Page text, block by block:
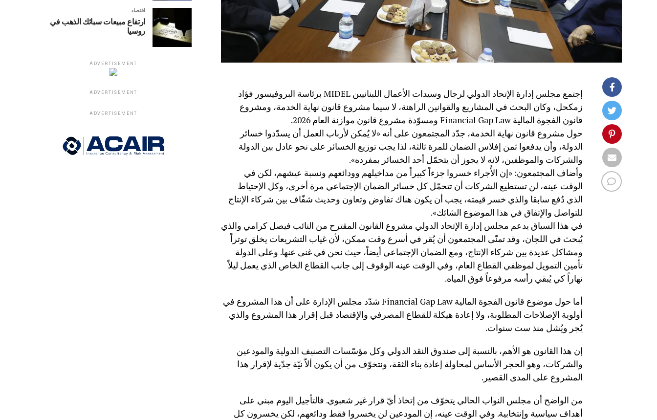
إجتمع مجلس إدارة الإتحاد الدولي لرجال وسيدات الأعمال اللبنانيين MIDEL برئاسة البروفيسور فؤاد
زمكحل، وكان البحث في المشاريع والقوانين الراهنة، لا سيما مشروع قانون نهاية الخدمة، ومشروع
قانون الفجوة المالية Financial Gap Law ومسوّدة مشروع قانون موازنة العام 2026.
حول مشروع قانون نهاية الخدمة، جدّد المجتمعون على أنه «لا يُمكن لأرباب العمل أن يسدّدوا خسائر
الدولة، وأن يدفعوا ثمن إفلاس الضمان للمرة ثالثة، لذا يجب توزيع الخسائر على نحو عادل بين الدولة
والشركات والموظفين، لانه لا يجوز أن يتحمّل أحد الخسائر بمفرده».
وأضاف المجتمعون: «إن الأُجراء خسروا جزءاً كبيراً من مداخيلهم وودائعهم ونسبة عيشهم، لكن في
الوقت عينه، لن تستطيع الشركات أن تتحمّل كل خسائر الضمان الإجتماعي مرة أخرى، وكل الإحتياط
الذي دُفع سابقا والذي خسر قيمته، يجب أن يكون هناك تفاوض وتعاون وحديث شفّاف بين شركاء الإنتاج
للتواصل والإتفاق في هذا الموضوع الشائك».
في هذا السياق يدعم مجلس إدارة الإتحاد الدولي مشروع القانون المقترح من النائب فيصل كرامي والذي
يُبحث في اللجان، وقد تمنّى المجتمعون أن يُقر في أسرع وقت ممكن، لأن غياب التشريعات يخلق توتراً
ومشاكل عديدة بين شركاء الإنتاج، ومع الضمان الإجتماعي أيضاً، حيث نحن في غنى عنها. وعلى الدولة
تأمين التمويل لموظفي القطاع العام، وفي الوقت عينه الوقوف إلى جانب القطاع الخاص الذي يعمل ليلاً
نهاراً كي يُبقي رأسه مرفوعاً فوق المياه.
أما حول موضوع قانون الفجوة المالية Financial Gap Law شدّد مجلس الإدارة على أن هذا المشروع في
أولوية الإصلاحات المطلوبة، ولا إعادة هيكلة للقطاع المصرفي والإقتصاد قبل إقرار هذا المشروع والذي
يُجر ويُشل منذ ست سنوات.
إن هذا القانون هو الأهم، بالنسبة إلى صندوق النقد الدولي وكل مؤسّسات التصنيف الدولية والمودعين
والشركات، وهو الحجر الأساس لمحاولة إعادة بناء الثقة، ونتخوّف من أن يكون ألاّ نيّة جدّية لإقرار هذا
المشروع على المدى القصير.
من الواضح أن مجلس النواب الحالي يتخوّف من إتخاذ أيّ قرار غير شعبوي. فالتأجيل اليوم مبني على
أهداف سياسية وإنتخابية. وفي الوقت عينه، إن المودعين لن يخسروا فقط ودائعهم، لكن يخسرون كل
اقتصاد
ارتفاع مبيعات سبائك الذهب في
روسيا
ADVERTISEMENT
ADVERTISEMENT
ADVERTISEMENT